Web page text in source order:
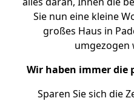
Sie nun eine kleine
großes Haus in
umgezogen
Wir haben immer die
Sparen Sie sich die